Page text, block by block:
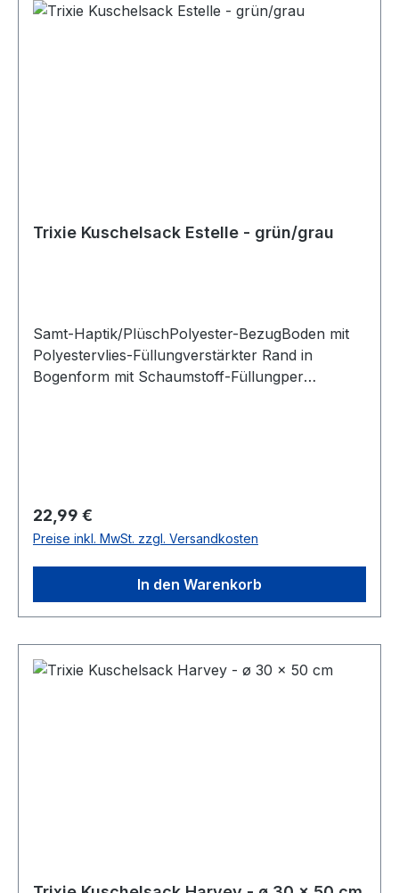
Trixie Kuschelsack Estelle - grün/grau
Samt-Haptik/PlüschPolyester-BezugBoden mit
Polyestervlies-Füllungverstärkter Rand in
Bogenform mit Schaumstoff-Füllungper
Regulärer Preis:
22,99 €
Preise inkl. MwSt. zzgl. Versandkosten
In den Warenkorb